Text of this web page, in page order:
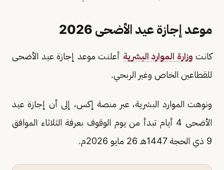
موعد إجازة ‎عيد الأضحى 2026
كانت وزارة الموارد البشرية أعلنت موعد إجازة عيد الأضحى
للقطاعين الخاص وغير الربحي.
ونوهت الموارد البشرية، عبر منصة إكس، إلى أن إجازة ‎عيد
الأضحى 4 أيام تبدأ من يوم الوقوف بعرفة الثلاثاء الموافق
9 ذي الحجة 1447هـ 26 مايو 2026م.